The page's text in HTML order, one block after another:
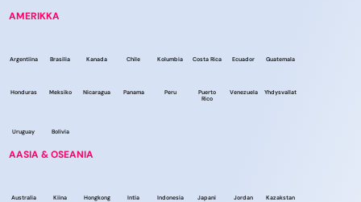
AMERIKKA
Argentiina Brasilia Kanada Chile Kolumbia Costa Rica Ecuador Guatemala
Honduras Meksiko Nicaragua Panama Peru
Puerto
Rico
Venezuela Yhdysvallat
Uruguay Bolivia
AASIA & OSEANIA
Australia Kiina Hongkong Intia Indonesia Japani Jordan Kazakstan